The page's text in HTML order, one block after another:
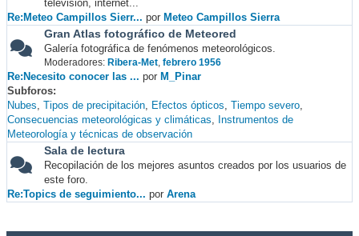
televisión, internet...
Re:Meteo Campillos Sierr... por Meteo Campillos Sierra
Gran Atlas fotográfico de Meteored
Galería fotográfica de fenómenos meteorológicos.
Moderadores: Ribera-Met, febrero 1956
Re:Necesito conocer las ... por M_Pinar
Subforos
Nubes Tipos de precipitación Efectos ópticos Tiempo severo
Consecuencias meteorológicas y climáticas
Instrumentos de
Meteorología y técnicas de observación
Sala de lectura
Recopilación de los mejores asuntos creados por los usuarios de
este foro.
Re:Topics de seguimiento... por Arena